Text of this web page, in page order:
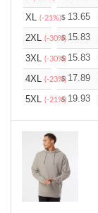
XL (-21%)$ 13.65
2XL (-30%)
$ 15.83
3XL (-30%)
$ 15.83
4XL (-23%)
$ 17.89
5XL (-21%)
$ 19.93